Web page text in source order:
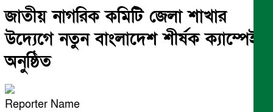
জাতীয় নাগরিক কমিটি জেলা শাখার
উদ্যেগে নতুন বাংলাদেশ শীর্ষক ক্যাম্পেইন
অনুষ্ঠিত
Reporter Name